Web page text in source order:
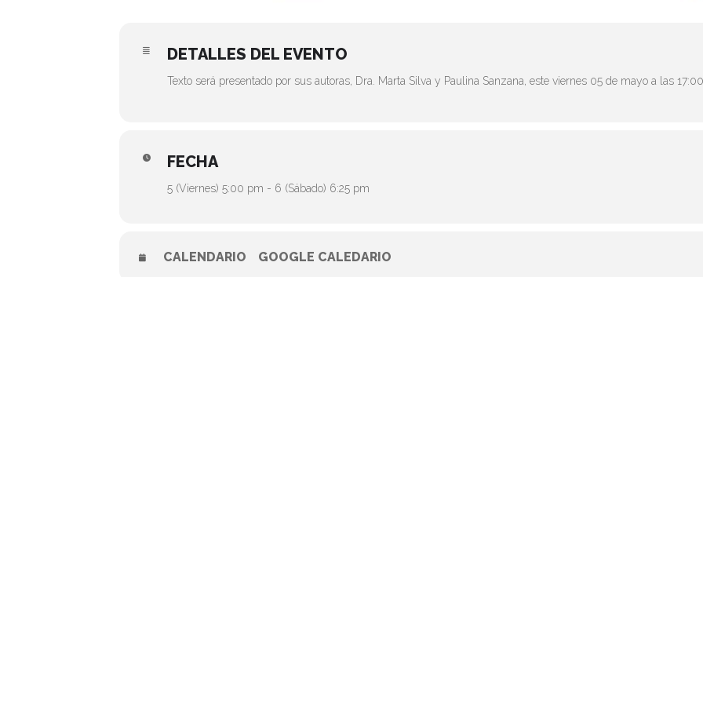
DETALLES DEL EVENTO
Texto será presentado por sus autoras, Dra. Marta Silva y Paulina Sanzana, este viernes 05 de mayo a las
FECHA
5 (Viernes) 5:00 pm - 6 (Sábado) 6:25 pm
CALENDARIO GOOGLE CALEDARIO